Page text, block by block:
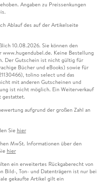
Angaben zu Preissenkungen
Ablauf des auf der Artikelseite
10.08.2026. Sie können den
Keine Bestellung
Der Gutschein ist nicht gültig für
Bücher und eBooks) sowie für
tolino select und das
mit anderen Gutscheinen und
ist nicht möglich. Ein Weiterverkauf
gestattet.
aufgrund der großen Zahl an
Sie hier
MwSt. Informationen über den
hier
ein erweitertes Rückgaberecht von
Bild-, Ton- und Datenträgern ist nur bei
gekaufte Artikel gilt ein